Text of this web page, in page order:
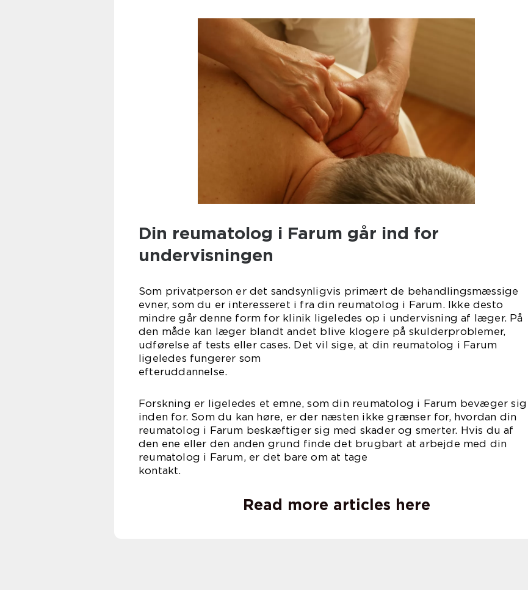
Din reumatolog i Farum går ind for
undervisningen
Som privatperson er det sandsynligvis primært de behandlingsmæssige
evner, som du er interesseret i fra din reumatolog i Farum. Ikke desto
mindre går denne form for klinik ligeledes op i undervisning af læger. På
den måde kan læger blandt andet blive klogere på skulderproblemer,
udførelse af tests eller cases. Det vil sige, at din reumatolog i Farum
ligeledes fungerer som
efteruddannelse.
Forskning er ligeledes et emne, som din reumatolog i Farum bevæger sig
inden for. Som du kan høre, er der næsten ikke grænser for, hvordan din
reumatolog i Farum beskæftiger sig med skader og smerter. Hvis du af
den ene eller den anden grund finde det brugbart at arbejde med din
reumatolog i Farum, er det bare om at tage
kontakt.
Read more articles here